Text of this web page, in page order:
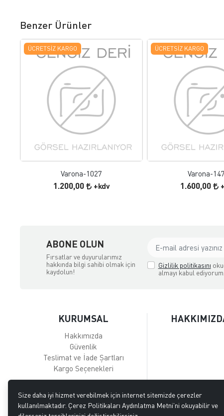
Benzer Ürünler
FAVORILERE EKLE
ÜRÜN İNCELE
ÜCRETSIZ KARGO
Varona-1027
1.200,00 +kdv
FAVORILERE
ÜRÜN
ÜCRETSIZ KARGO
Varona-
1.600,00
ABONE OLUN
Fırsatlar ve duyurularımız
hakkında bilgi sahibi olmak için
kaydolun!
Gizlilik politikasını
almayı kabul ediyorum.
KURUMSAL
Hakkımızda
Güvenlik
Teslimat ve İade Şartları
Kargo Seçenekleri
Size daha iyi hizmet verebilmek için internet sitemizde çerezler
kullanılmaktadır. Çerez Politikaları Aydınlatma Metni’ni okuyabilir ve